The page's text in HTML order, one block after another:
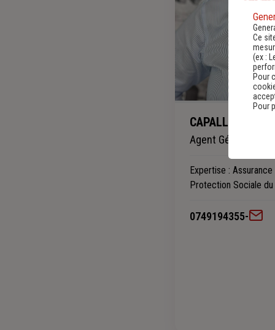
CAPALLERE
Agent Général
Expertise :
Protection Sociale
0749194355-
Ce
(ex :
Pour
Pour